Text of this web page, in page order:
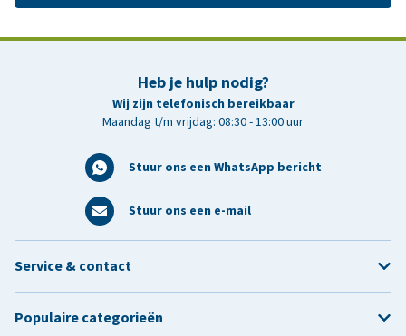
Heb je hulp nodig?
Wij zijn telefonisch bereikbaar
Maandag t/m vrijdag: 08:30 - 13:00 uur
Stuur ons een WhatsApp bericht
Stuur ons een e-mail
Service & contact
Populaire categorieën